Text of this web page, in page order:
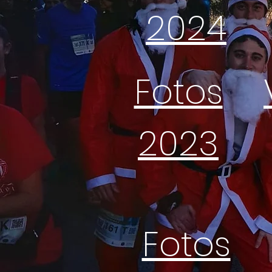
2024
Fotos
2023
Fotos